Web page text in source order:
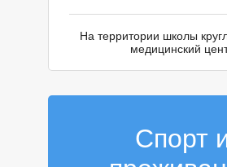
На территории школы
медицинский
Спорт